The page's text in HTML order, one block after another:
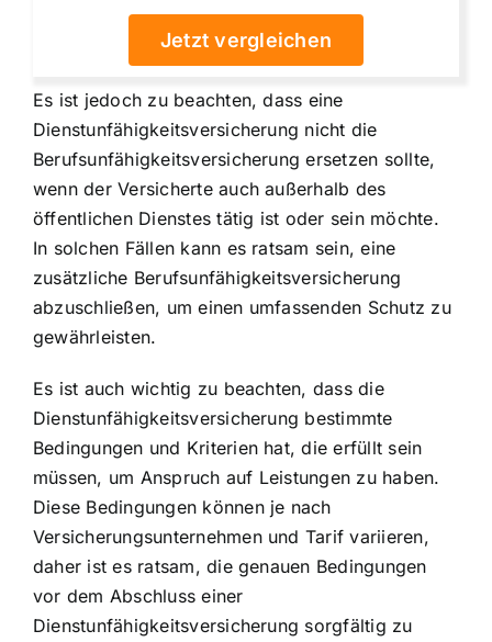
Jetzt vergleichen
Es ist jedoch zu beachten, dass eine
Dienstunfähigkeitsversicherung nicht die
Berufsunfähigkeitsversicherung ersetzen sollte,
wenn der Versicherte auch außerhalb des
öffentlichen Dienstes tätig ist oder sein möchte.
In solchen Fällen kann es ratsam sein, eine
zusätzliche Berufsunfähigkeitsversicherung
abzuschließen, um einen umfassenden Schutz zu
gewährleisten.
Es ist auch wichtig zu beachten, dass die
Dienstunfähigkeitsversicherung bestimmte
Bedingungen und Kriterien hat, die erfüllt sein
müssen, um Anspruch auf Leistungen zu haben.
Diese Bedingungen können je nach
Versicherungsunternehmen und Tarif variieren,
daher ist es ratsam, die genauen Bedingungen
vor dem Abschluss einer
Dienstunfähigkeitsversicherung sorgfältig zu